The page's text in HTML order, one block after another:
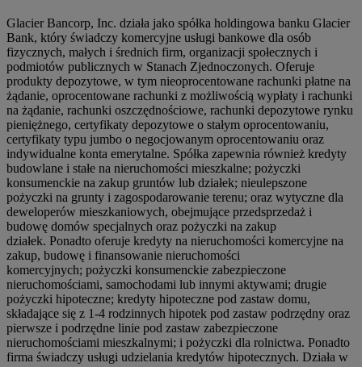
Glacier Bancorp, Inc. działa jako spółka holdingowa banku Glacier
Bank, który świadczy komercyjne usługi bankowe dla osób
fizycznych, małych i średnich firm, organizacji społecznych i
podmiotów publicznych w Stanach Zjednoczonych. Oferuje
produkty depozytowe, w tym nieoprocentowane rachunki płatne na
żądanie, oprocentowane rachunki z możliwością wypłaty i rachunki
na żądanie, rachunki oszczędnościowe, rachunki depozytowe rynku
pieniężnego, certyfikaty depozytowe o stałym oprocentowaniu,
certyfikaty typu jumbo o negocjowanym oprocentowaniu oraz
indywidualne konta emerytalne. Spółka zapewnia również kredyty
budowlane i stałe na nieruchomości mieszkalne; pożyczki
konsumenckie na zakup gruntów lub działek; nieulepszone
pożyczki na grunty i zagospodarowanie terenu; oraz wytyczne dla
deweloperów mieszkaniowych, obejmujące przedsprzedaż i
budowę domów specjalnych oraz pożyczki na zakup
działek. Ponadto oferuje kredyty na nieruchomości komercyjne na
zakup, budowę i finansowanie nieruchomości
komercyjnych; pożyczki konsumenckie zabezpieczone
nieruchomościami, samochodami lub innymi aktywami; drugie
pożyczki hipoteczne; kredyty hipoteczne pod zastaw domu,
składające się z 1-4 rodzinnych hipotek pod zastaw podrzędny oraz
pierwsze i podrzędne linie pod zastaw zabezpieczone
nieruchomościami mieszkalnymi; i pożyczki dla rolnictwa. Ponadto
firma świadczy usługi udzielania kredytów hipotecznych. Działa w